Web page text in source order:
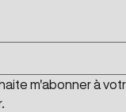
m'abonner à